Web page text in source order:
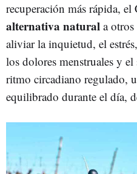
recuperación más rápida,
alternativa natural a
aliviar la inquietud, el
los dolores menstruales y
ritmo circadiano regulado,
equilibrado durante el día,